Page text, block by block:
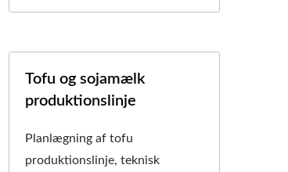
Tofu og sojamælk
produktionslinje
Planlægning af tofu
produktionslinje, teknisk